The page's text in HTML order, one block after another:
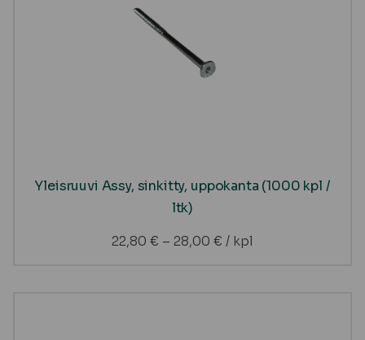
Yleisruuvi Assy, sinkitty, uppokanta (1000 kpl /
ltk)
22,80 € – 28,00 € / kpl